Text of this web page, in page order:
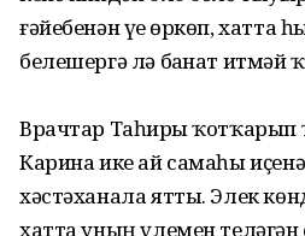
ғәйебенән үҙе өркөп,
белешергә лә баҙнат итмәй
Врачтар Таһирҙы
Карина ике ай самаһы
хәстәханала ятты. Элек
хатта уның үлемен